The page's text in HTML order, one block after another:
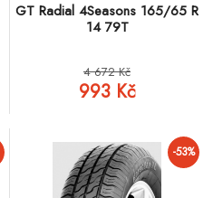
GT Radial 4Seasons 165/65 R
14 79T
4 672 Kč
993 Kč
-53%